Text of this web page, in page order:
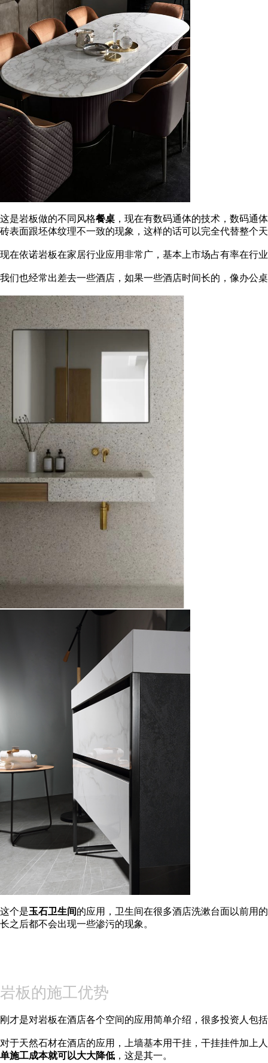
这是岩板做的不同风格餐桌 ，现在有数码通体的技术，数码通
砖表面跟坯体纹理不一致的现象，这样的话可以完全代替整个
现在依诺岩板在家居行业应用非常广，基本上市场占有率在行
我们也经常出差去一些酒店，如果一些酒店时间长的，像办公
这个是玉石卫生间的应用，卫生间在很多酒店洗漱台面以前用
长之后都不会出现一些渗污的现象。
岩板的施工优势
刚才是对岩板在酒店各个空间的应用简单介绍，很多投资人包
对于天然石材在酒店的应用，上墙基本用干挂，干挂挂件加上
单施工成本就可以大大降低 ，这是其一。